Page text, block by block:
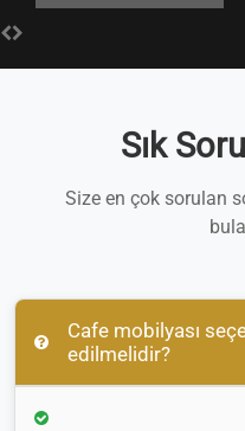
Sık
Size en çok sorulan
Cafe mobilyası
edilmelidir?